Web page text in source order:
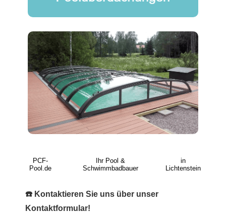
PCF-
Pool.de
Ihr Pool &
Schwimmbadbauer
in
Lichtenstein
☎️ Kontaktieren Sie uns über unser
Kontaktformular!